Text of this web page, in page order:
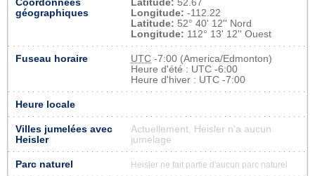
Coordonnées
géographiques
Latitude: 52.67
Longitude: -112.22
Latitude: 52° 40' 12'' Nord
Longitude: 112° 13' 12'' Ouest
Fuseau horaire UTC -7:00 (America/Edmonton)
Heure d'été : UTC -6:00
Heure d'hiver : UTC -7:00
Heure locale
Villes jumelées avec
Heisler
Actuellement, Heisler n'a aucun
jumelage
Parc naturel Heisler ne fait partie d'aucun parc naturel